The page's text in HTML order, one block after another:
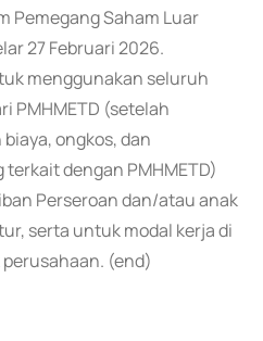
Pemegang Saham Luar
27 Februari 2026.
menggunakan seluruh
PMHMETD (setelah
ongkos, dan
dengan PMHMETD)
Perseroan dan/atau anak
serta untuk modal kerja di
(end)